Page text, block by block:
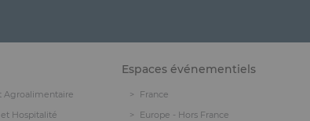
Agroalimentaire
Hospitalité
Espaces événementiels
France
Europe - Hors France